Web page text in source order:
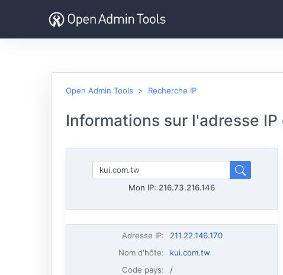
Open Admin Tools Recherche IP
Informations sur l'adresse IP
Mon IP: 216.73.216.146
Adresse IP:
211.22.146.170
Nom d'hôte:
kui.com.tw
Code pays:
/